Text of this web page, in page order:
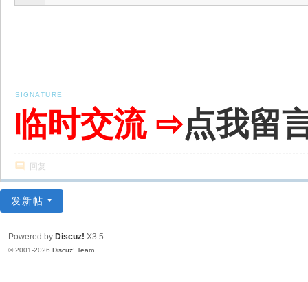
临时交流 ⇨点我留
回复
发新帖
Powered by Discuz! X3.5
© 2001-2026 Discuz! Team